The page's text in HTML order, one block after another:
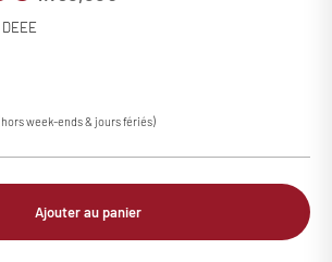
week-ends & jours fériés)
Ajouter au panier